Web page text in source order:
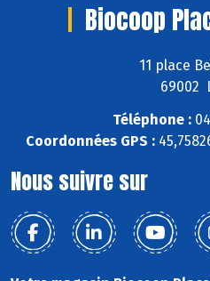
Biocoop
11 place
69002
Téléphone :
Coordonnées GPS :
Nous suivre sur